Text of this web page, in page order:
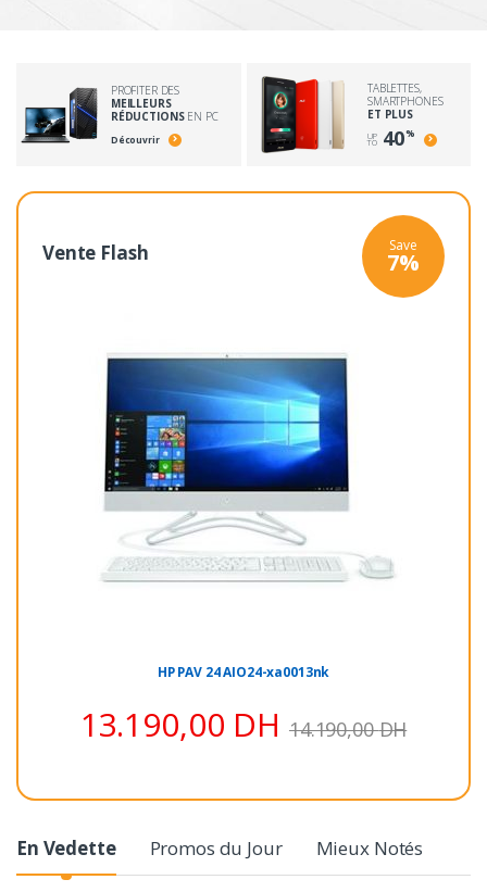
PROFITER DES
MEILLEURS
RÉDUCTIONSEN PC
Découvrir
TABLETTES,
SMARTPHONES
ET PLUS
UP
TO 40%
Vente Flash Save
7%
HP PAV 24 AIO24-xa0013nk
13.190,00 DH 14.190,00DH
En Vedette Promos du Jour Mieux Notés